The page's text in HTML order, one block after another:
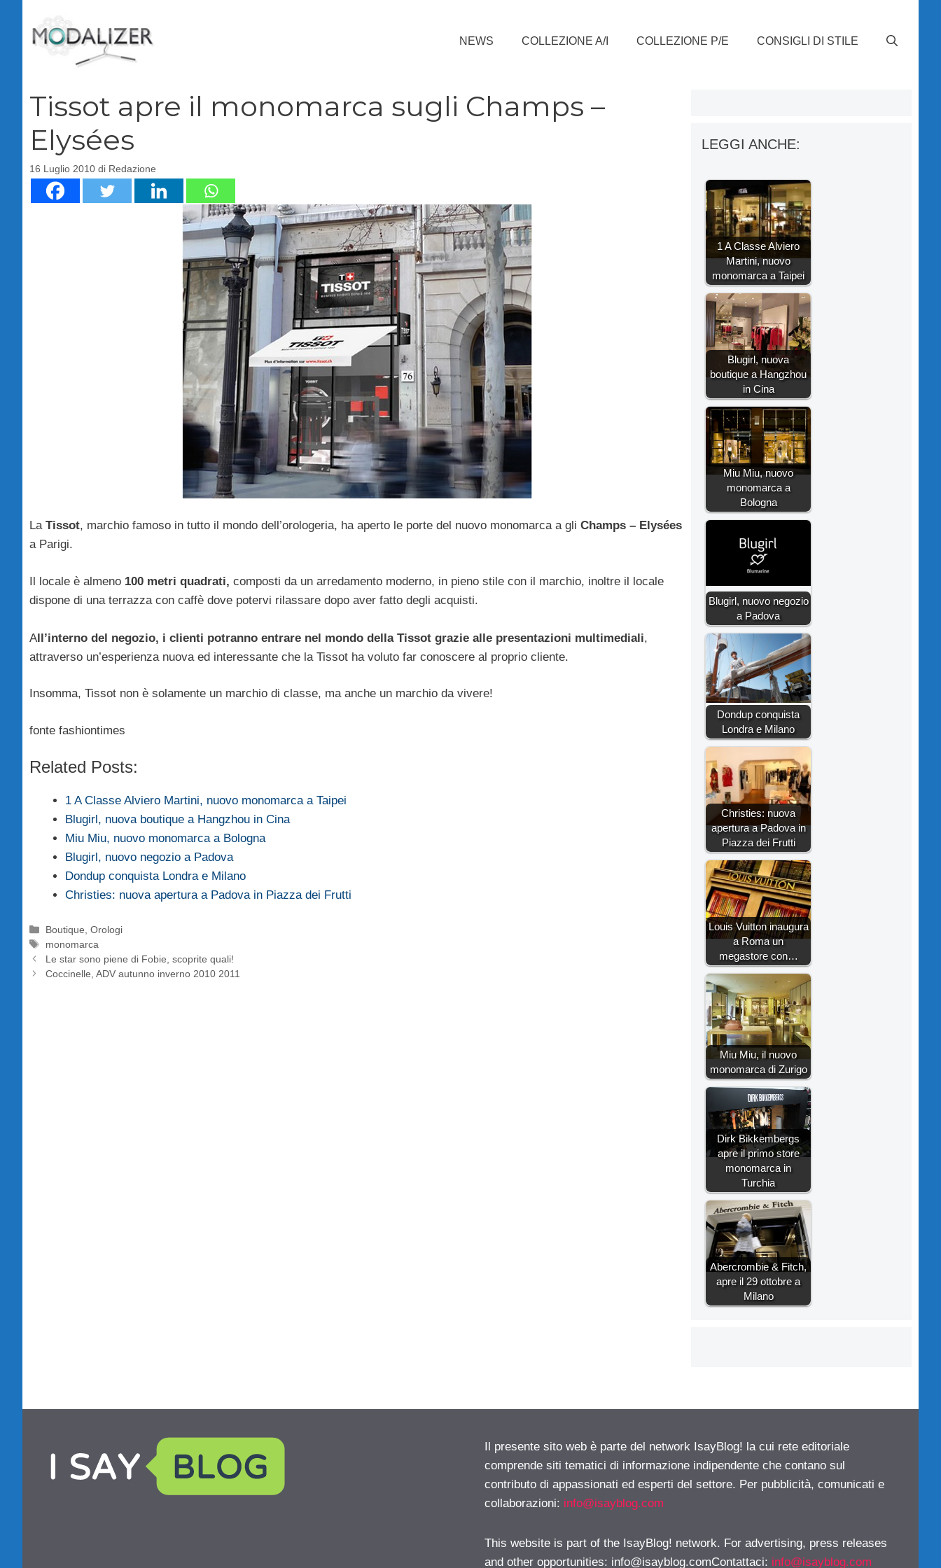
contenuto
NEWS COLLEZIONE A/I COLLEZIONE P/E CONSIGLI DI STILE
Tissot apre il monomarca sugli Champs –
Elysées
16 Luglio 2010 di Redazione
La Tissot, marchio famoso in tutto il mondo dell’orologeria, ha aperto le porte del nuovo monomarca a gli Champs – Elysées
a Parigi.
Il locale è almeno 100 metri quadrati, composti da un arredamento moderno, in pieno stile con il marchio, inoltre il locale
dispone di una terrazza con caffè dove potervi rilassare dopo aver fatto degli acquisti.
All’interno del negozio, i clienti potranno entrare nel mondo della Tissot grazie alle presentazioni multimediali,
attraverso un’esperienza nuova ed interessante che la Tissot ha voluto far conoscere al proprio cliente.
Insomma, Tissot non è solamente un marchio di classe, ma anche un marchio da vivere!
fonte fashiontimes
Related Posts:
1 A Classe Alviero Martini, nuovo monomarca a Taipei
Blugirl, nuova boutique a Hangzhou in Cina
Miu Miu, nuovo monomarca a Bologna
Blugirl, nuovo negozio a Padova
Dondup conquista Londra e Milano
Christies: nuova apertura a Padova in Piazza dei Frutti
Categorie
Boutique ,Orologi
Tag
monomarca
Le star sono piene di Fobie, scoprite quali!
Coccinelle, ADV autunno inverno 2010 2011
LEGGI ANCHE:
1 A Classe Alviero
Martini, nuovo
monomarca a Taipei
Blugirl, nuova
boutique a Hangzhou
in Cina
Miu Miu, nuovo
monomarca a
Bologna
Blugirl, nuovo negozio
a Padova
Dondup conquista
Londra e Milano
Christies: nuova
apertura a Padova in
Piazza dei Frutti
Louis Vuitton inaugura
a Roma un
megastore con…
Miu Miu, il nuovo
monomarca di Zurigo
Dirk Bikkembergs
apre il primo store
monomarca in
Turchia
Abercrombie & Fitch,
apre il 29 ottobre a
Milano
Il presente sito web è parte del network IsayBlog! la cui rete editoriale
comprende siti tematici di informazione indipendente che contano sul
contributo di appassionati ed esperti del settore. Per pubblicità, comunicati e
collaborazioni: info@isayblog.com
This website is part of the IsayBlog! network. For advertising, press releases
and other opportunities: info@isayblog.comContattaci: info@isayblog.com